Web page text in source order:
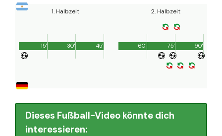
1. Halbzeit
45'
15' 30'
2. Halbzeit
90'
60' 75'
Dieses Fußball-Video könnte dich
interessieren: